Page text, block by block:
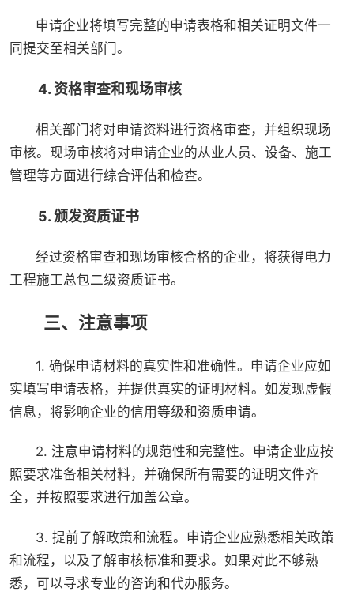
申请企业将填写完整的申请表格和相关证明文件一
同提交至相关部门。
4. 资格审查和现场审核
相关部门将对申请资料进行资格审查，并组织现场
审核。现场审核将对申请企业的从业人员、设备、施工
管理等方面进行综合评估和检查。
5. 颁发资质证书
经过资格审查和现场审核合格的企业，将获得电力
工程施工总包二级资质证书。
三、注意事项
1. 确保申请材料的真实性和准确性。申请企业应如
实填写申请表格，并提供真实的证明材料。如发现虚假
信息，将影响企业的信用等级和资质申请。
2. 注意申请材料的规范性和完整性。申请企业应按
照要求准备相关材料，并确保所有需要的证明文件齐
全，并按照要求进行加盖公章。
3. 提前了解政策和流程。申请企业应熟悉相关政策
和流程，以及了解审核标准和要求。如果对此不够熟
悉，可以寻求专业的咨询和代办服务。